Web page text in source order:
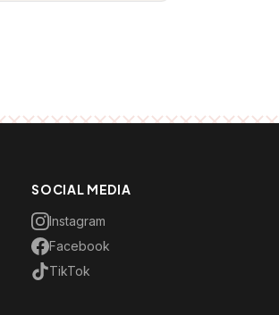
SOCIAL MEDIA
Instagram
Facebook
TikTok